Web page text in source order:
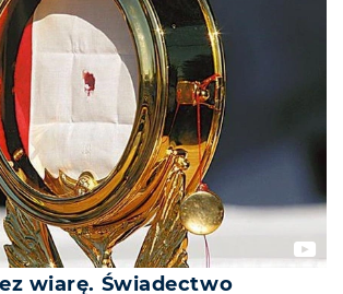
wiarę. Świadectwo